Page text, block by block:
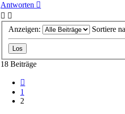
Antworten
Anzeigen: Sortiere
18 Beiträge
1
2